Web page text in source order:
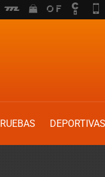
DEPORTIVAS